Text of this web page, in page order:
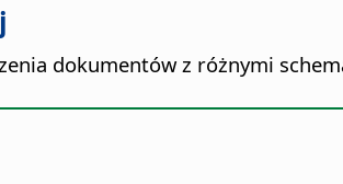
dokumentów z różnymi